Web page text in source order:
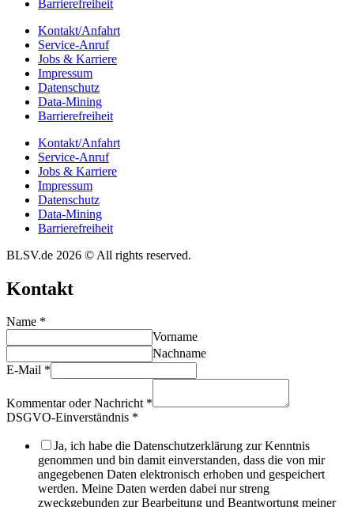
Barrie­re­frei­heit
Kontakt/​​Anfahrt
Service-Anruf
Jobs & Karriere
Impres­sum
Daten­schutz
Data-Mining
Barrie­re­frei­heit
Kontakt/​​Anfahrt
Service-Anruf
Jobs & Karriere
Impres­sum
Daten­schutz
Data-Mining
Barrie­re­frei­heit
BLSV.de 2026 © All rights reserved.
Kontakt
Name *
Vorname
Nachname
E-Mail *
Kommentar oder Nachricht *
DSGVO-Einverständnis *
Ja, ich habe die Datenschutzerklärung zur Kenntnis
genommen und bin damit einverstanden, dass die von mir
angegebenen Daten elektronisch erhoben und gespeichert
werden. Meine Daten werden dabei nur streng
zweckgebunden zur Bearbeitung und Beantwortung meiner